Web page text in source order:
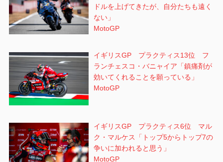
ドルを上げてきたが、自分たちも遠く
ない」
MotoGP
イギリスGP プラクティス13位 フ
ランチェスコ・バニャイア「鎮痛剤が
効いてくれることを願っている」
MotoGP
イギリスGP プラクティス6位 マル
ク・マルケス「トップ5からトップ7の
争いに加われると思う」
MotoGP